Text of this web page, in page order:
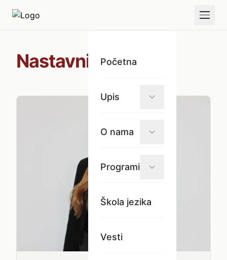
Početna
Upis
O nama
Programi
Škola jezika
Vesti
Nastavnici